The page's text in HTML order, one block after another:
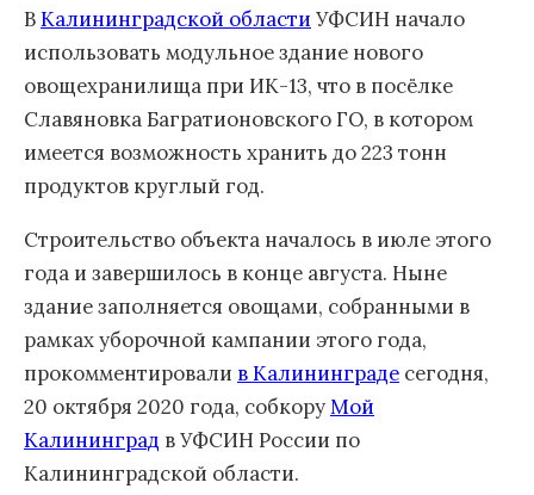
ВКалининградской области УФСИН начало
использовать модульное здание нового
овощехранилища при ИК-13, что в посёлке
Славяновка Багратионовского ГО, в котором
имеется возможность хранить до 223 тонн
продуктов круглый год.
Строительство объекта началось в июле этого
года и завершилось в конце августа. Ныне
здание заполняется овощами, собранными в
рамках уборочной кампании этого года,
прокомментировали в Калининграде сегодня,
20 октября 2020 года, собкоруМой
Калининград в УФСИН России по
Калининградской области.